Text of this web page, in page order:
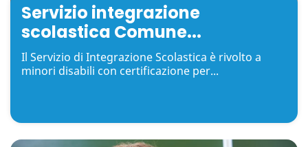
Servizio integrazione
scolastica Comune...
Il Servizio di Integrazione Scolastica è rivolto a
minori disabili con certificazione per...